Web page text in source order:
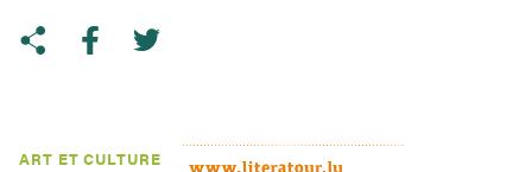
ART ET CULTURE